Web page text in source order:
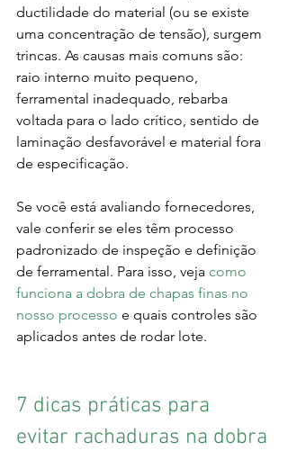
ductilidade do material (ou se existe
uma concentração de tensão), surgem
trincas. As causas mais comuns são:
raio interno muito pequeno,
ferramental inadequado, rebarba
voltada para o lado crítico, sentido de
laminação desfavorável e material fora
de especificação.
Se você está avaliando fornecedores,
vale conferir se eles têm processo
padronizado de inspeção e definição
de ferramental. Para isso, veja como
funciona a dobra de chapas finas no
nosso processo e quais controles são
aplicados antes de rodar lote.
7 dicas práticas para
evitar rachaduras na dobra